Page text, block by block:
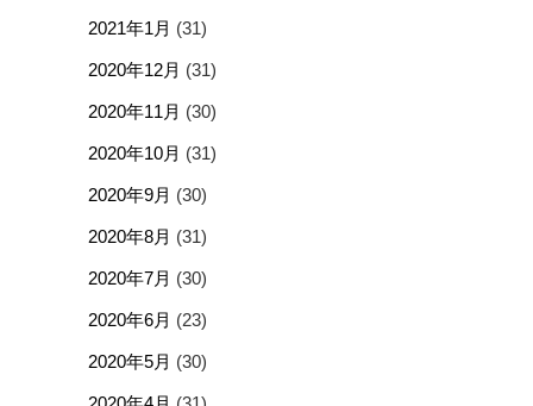
2021年1月 (31)
2020年12月 (31)
2020年11月 (30)
2020年10月 (31)
2020年9月 (30)
2020年8月 (31)
2020年7月 (30)
2020年6月 (23)
2020年5月 (30)